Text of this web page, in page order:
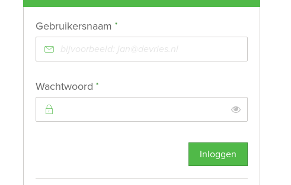
Gebruikersnaam *
Wachtwoord *
Inloggen